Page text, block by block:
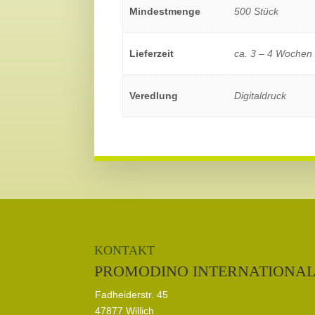
Mindestmenge 500 Stück
Lieferzeit ca. 3 – 4 Wochen
Veredlung Digitaldruck
KONTAKT
PROMODINO
Fadheiderstr. 45
47877 Willich